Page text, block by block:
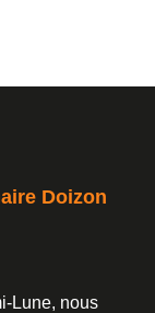
Doizon
Lune, nous